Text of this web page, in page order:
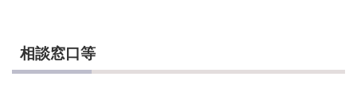
相談窓口等